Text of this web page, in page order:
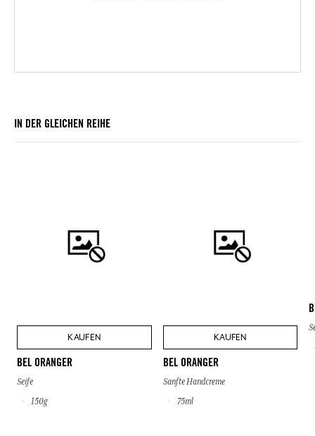
IN DER GLEICHEN REIHE
KAUFEN
BEL ORANGER
Seife
150g
KAUFEN
BEL ORANGER
Sanfte Handcreme
75ml